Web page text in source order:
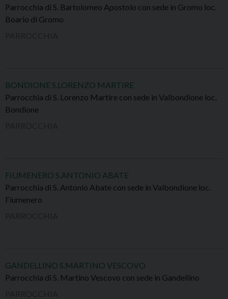
Parrocchia di S. Bartolomeo Apostolo con sede in Gromo loc.
Boario di Gromo
BONDIONE S.LORENZO MARTIRE
Parrocchia di S. Lorenzo Martire con sede in Valbondione loc.
Bondione
FIUMENERO S.ANTONIO ABATE
Parrocchia di S. Antonio Abate con sede in Valbondione loc.
Fiumenero
GANDELLINO S.MARTINO VESCOVO
Parrocchia di S. Martino Vescovo con sede in Gandellino